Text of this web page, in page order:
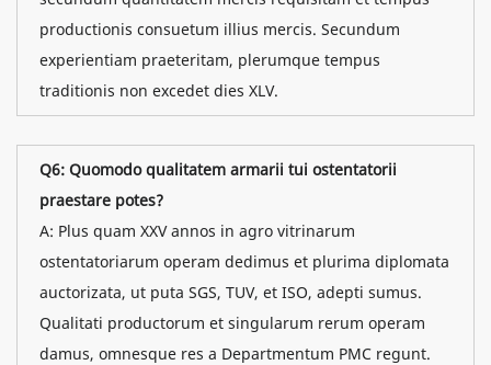
productionis consuetum illius mercis. Secundum
experientiam praeteritam, plerumque tempus
traditionis non excedet dies XLV.
Q6: Quomodo qualitatem armarii tui ostentatorii
praestare potes?
A: Plus quam XXV annos in agro vitrinarum
ostentatoriarum operam dedimus et plurima diplomata
auctorizata, ut puta SGS, TUV, et ISO, adepti sumus.
Qualitati productorum et singularum rerum operam
damus, omnesque res a Departmentum PMC regunt.